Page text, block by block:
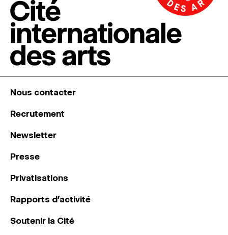
Nous contacter
Recrutement
Newsletter
Presse
Privatisations
Rapports d’activité
Soutenir la Cité